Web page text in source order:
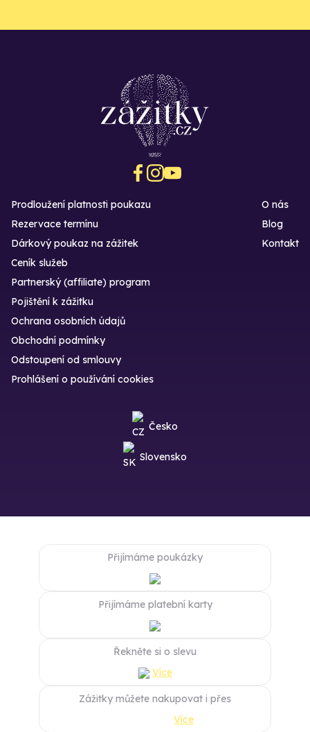
Prodloužení platnosti poukazu
Rezervace termínu
Dárkový poukaz na zážitek
O nás
Blog
Kontakt
Ceník služeb
Partnerský (affiliate) program
Pojištění k zážitku
Ochrana osobních údajů
Obchodní podmínky
Odstoupení od smlouvy
Prohlášení o používání cookies
Česko
Slovensko
Přijímáme poukázky
Přijímáme platební karty
Řekněte si o slevu
Více
Zážitky můžete nakupovat i přes
Více